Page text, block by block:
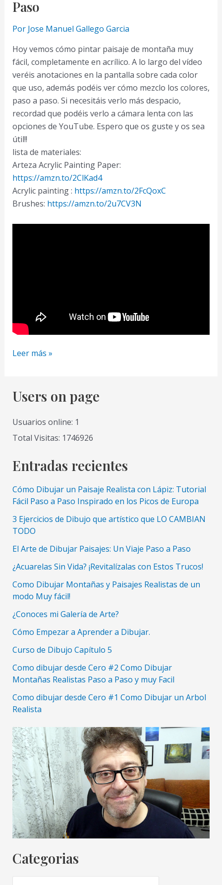
Paso
Por Jose Manuel Gallego Garcia
Hoy vemos cómo pintar paisaje de montaña muy
fácil, completamente en acrílico. A lo largo del vídeo
veréis anotaciones en la pantalla sobre cada color
que uso, además podéis ver cómo mezclo los colores,
paso a paso. Si necesitáis verlo más despacio,
recordad que podéis verlo a cámara lenta con las
opciones de YouTube. Espero que os guste y os sea
útil!!
lista de materiales:
Arteza Acrylic Painting Paper:
https://amzn.to/2ClKad4
Acrylic painting : https://amzn.to/2FcQoxC
Brushes: https://amzn.to/2u7CV3N
Pintura
Como
Pintar
un
de
Facil
a
Paso
Leer más »
Users on page
Usuarios online: 1
Total Visitas: 1746926
Entradas recientes
Cómo Dibujar un Paisaje Realista con Lápiz: Tutorial
Fácil Paso a Paso Inspirado en los Picos de Europa
3 Ejercicios de Dibujo que artístico que LO CAMBIAN
TODO
El Arte de Dibujar Paisajes: Un Viaje Paso a Paso
¿Acuarelas Sin Vida? ¡Revitalízalas con Estos Trucos!
Como Dibujar Montañas y Paisajes Realistas de un
modo Muy fácil!
¿Conoces mi Galería de Arte?
Cómo Empezar a Aprender a Dibujar.
Curso de Dibujo Capítulo 5
Como dibujar desde Cero #2 Como Dibujar
Montañas Realistas Paso a Paso y muy Facil
Como dibujar desde Cero #1 Como Dibujar un Arbol
Realista
Categorias